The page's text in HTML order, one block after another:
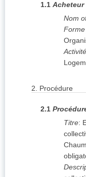
1.1 Acheteur
Nom
2. Procédure
2.1
Titre: